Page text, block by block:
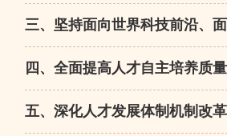
三、坚持面向世界科技前沿、
四、全面提高人才自主培养质
五、深化人才发展体制机制改